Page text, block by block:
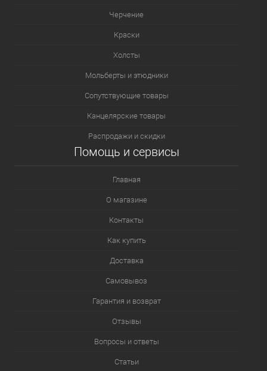
Черчение
Краски
Холсты
Мольберты и этюдники
Сопутствующие товары
Канцелярские товары
Распродажи и скидки
Помощь и сервисы
Главная
О магазине
Контакты
Как купить
Доставка
Самовывоз
Гарантия и возврат
Отзывы
Вопросы и ответы
Статьи